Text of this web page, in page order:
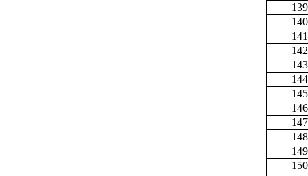
139
140
141
142
143
144
145
146
147
148
149
150